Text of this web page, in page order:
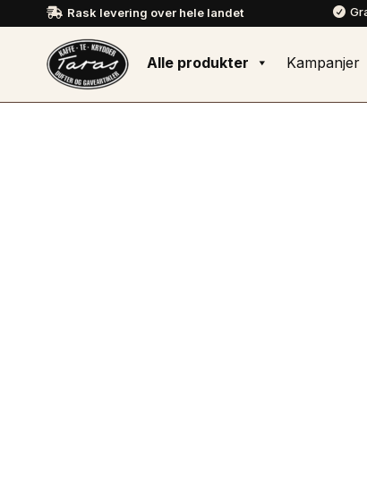
 Rask levering over hele landet 
Alle produkter Kampanjer